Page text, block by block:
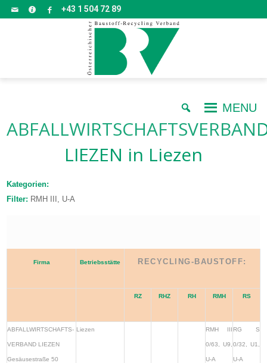
+43 1 504 72 89
MENU
LIEZEN in Liezen
Kategorien:
Filter: RMH III, U-A
Firma Betriebsstätte RECYCLING-BAUSTOFF:
RZ RHZ RH RMH RS
ABFALLWIRTSCHAFTS-
VERBAND LIEZEN
Gesäusestraße 50
Liezen RMH III
0/63, U9,
U-A
RG S
0/32, U1,
U-A